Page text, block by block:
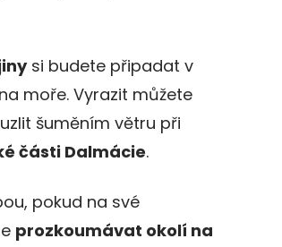
si budete připadat v
moře. Vyrazit můžete
šuměním větru při
části Dalmácie.
pokud na své
prozkoumávat okolí na